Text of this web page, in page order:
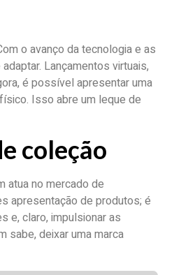
o avanço da tecnologia e as
Lançamentos virtuais,
é possível apresentar uma
Isso abre um leque de
coleção
atua no mercado de
apresentação de produtos; é
e, claro, impulsionar as
sabe, deixar uma marca